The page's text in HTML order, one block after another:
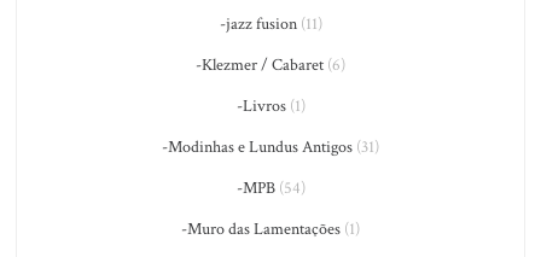
-jazz fusion(11)
-Klezmer / Cabaret (6)
-Livros(1)
-Modinhas e Lundus Antigos (31)
-MPB(54)
-Muro das Lamentações (1)